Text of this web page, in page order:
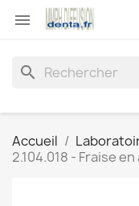

search
Accueil
2.104.018 - Fraise